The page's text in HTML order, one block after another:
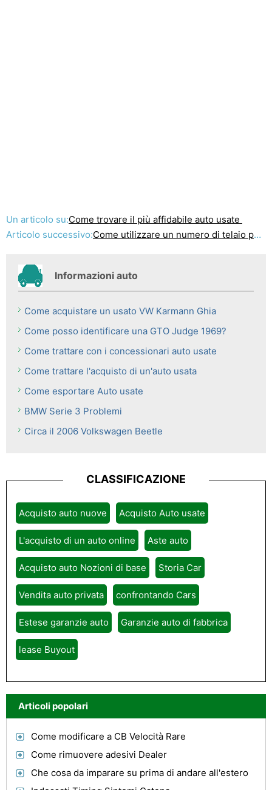
Un articolo su:Come trovare il più affidabile auto usate
Articolo successivo:Come utilizzare un numero di telaio per identificare i tipi di motore
Informazioni auto
Come acquistare un usato VW Karmann Ghia
Come posso identificare una GTO Judge 1969?
Come trattare con i concessionari auto usate
Come trattare l'acquisto di un'auto usata
Come esportare Auto usate
BMW Serie 3 Problemi
Circa il 2006 Volkswagen Beetle
CLASSIFICAZIONE
Acquisto auto nuove Acquisto Auto usate
L'acquisto di un auto online Aste auto
Acquisto auto Nozioni di base Storia Car
Vendita auto privata confrontando Cars
Estese garanzie auto Garanzie auto di fabbrica
lease Buyout
Articoli popolari
Come modificare a CB Velocità Rare
Come rimuovere adesivi Dealer
Che cosa da imparare su prima di andare all'estero